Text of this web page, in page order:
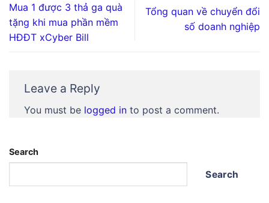
Mua 1 được 3 thả ga quà
tặng khi mua phần mềm
HĐĐT xCyber Bill
Tổng quan về chuyển đổi
số doanh nghiệp
Leave a Reply
You must be logged in to post a comment.
Search
Search